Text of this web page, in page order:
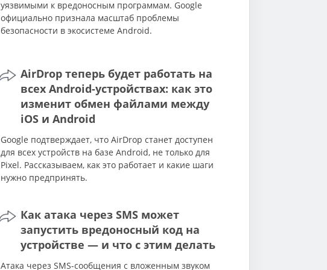
уязвимыми к вредоносным программам. Google
официально признала масштаб проблемы
безопасности в экосистеме Android.
AirDrop теперь будет работать на
всех Android-устройствах: как это
изменит обмен файлами между
iOS и Android
Google подтверждает, что AirDrop станет доступен
для всех устройств на базе Android, не только для
Pixel. Рассказываем, как это работает и какие шаги
нужно предпринять.
Как атака через SMS может
запустить вредоносный код на
устройстве — и что с этим делать
Атака через SMS-сообщения с вложенным звуком